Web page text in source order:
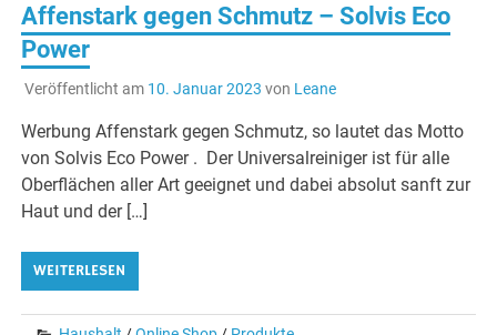
Affenstark gegen Schmutz – Solvis Eco
Power
Veröffentlicht am 10. Januar 2023 von Leane
Werbung Affenstark gegen Schmutz, so lautet das Motto
von Solvis Eco Power . Der Universalreiniger ist für alle
Oberflächen aller Art geeignet und dabei absolut sanft zur
Haut und der […]
WEITERLESEN